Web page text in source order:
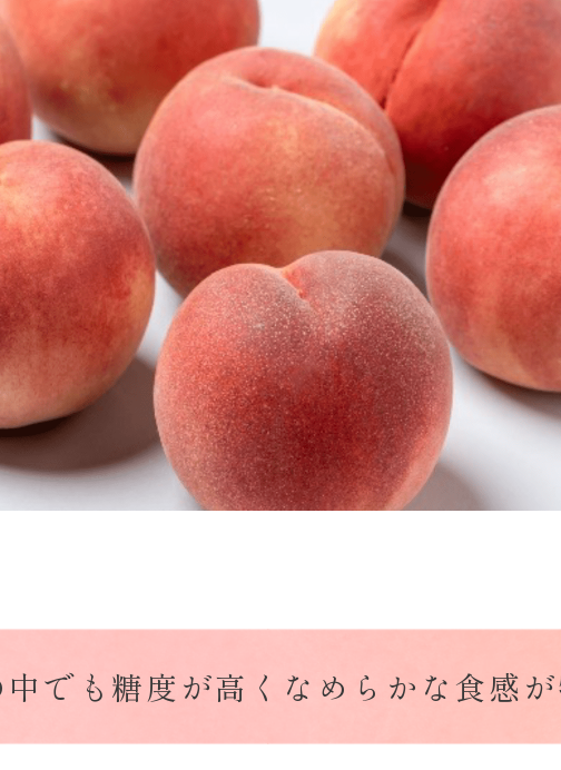
でも糖度が高く なめらかな食感が